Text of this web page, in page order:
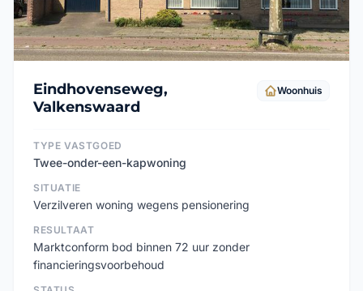
Eindhovenseweg,
Valkenswaard
Woonhuis
TYPE VASTGOED
Twee-onder-een-kapwoning
SITUATIE
Verzilveren woning wegens pensionering
RESULTAAT
Marktconform bod binnen 72 uur zonder
financieringsvoorbehoud